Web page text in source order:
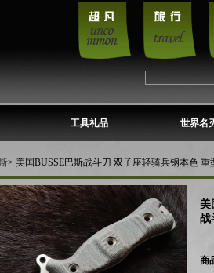
工具礼品 世界名
> 美国BUSSE巴斯战斗刀 双子座轻骑兵钢本色 重
美
战
商